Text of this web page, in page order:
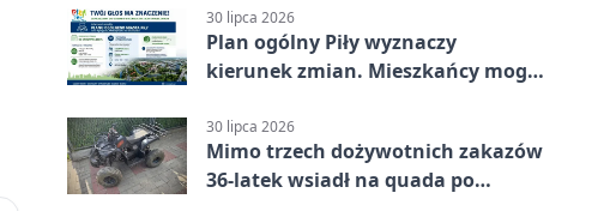
30 lipca 2026
Plan ogólny Piły wyznaczy
kierunek zmian. Mieszkańcy mogą
30 lipca 2026
Mimo trzech dożywotnich zakazów
36-latek wsiadł na quada po